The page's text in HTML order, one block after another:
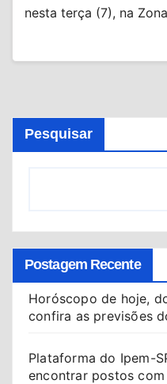
nesta terça (7), na
Pesquisar
Postagem Recente
Horóscopo de hoje,
confira as previsões
Plataforma do Ipem-
encontrar postos